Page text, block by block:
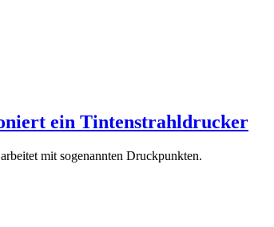
ein Tintenstrahldrucker
mit sogenannten Druckpunkten.